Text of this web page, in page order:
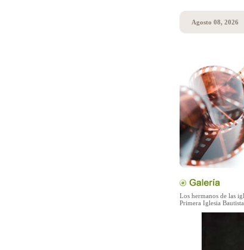
Agosto 08, 2026
Los hermanos de las
Primera Iglesia